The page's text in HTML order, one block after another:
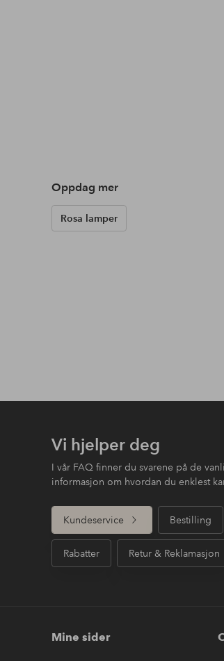
Oppdag mer
Rosa lamper
Vi hjelper deg
I vår FAQ finner du svarene på de
informasjon om hvordan du enklest
Kundeservice Bestilling
Rabatter Retur & Reklamasjon
Mine sider